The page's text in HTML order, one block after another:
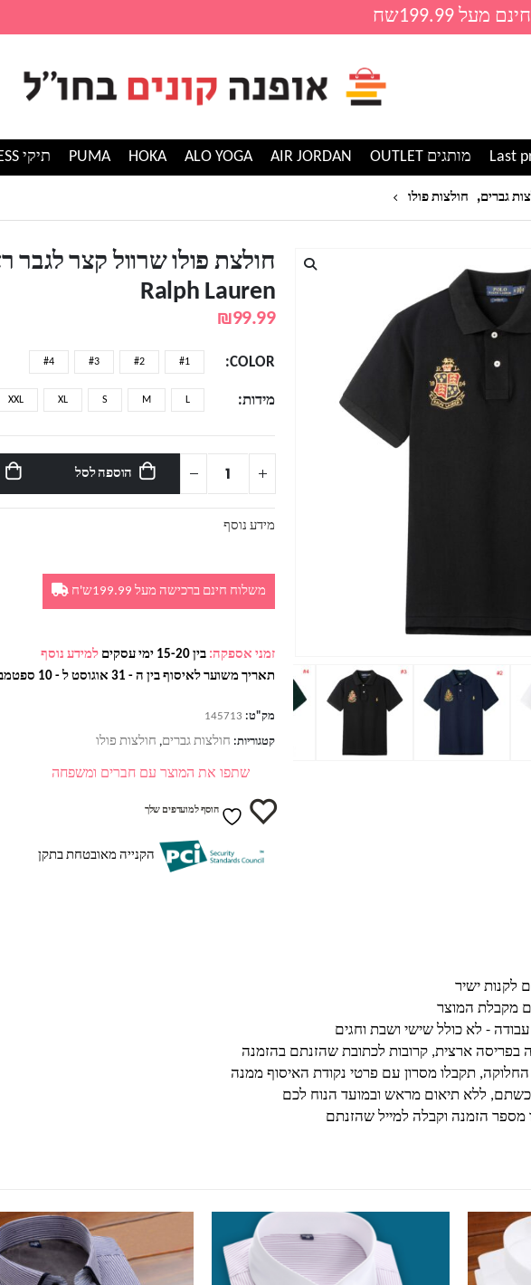
Last מותגים OUTLET AIR JORDAN
ALO YOGA
HOKA
PUMA תיקי GUESS
גברים, חולצות פולו
חולצת פולו שרוול קצר לגבר
Ralph Lauren
₪99.99
COLOR
#1
#2
#3
#4
מידות L
M
S
XL
XXL
הוספה לסל
מידע נוסף
משלוח חינם ברכישה מעל 199.99ש'ח
זמני אספקה: בין 15-20 ימי עסקים
למידע נוסף
תאריך משוער לאיסוף בין ה - 31 אוגוסט ל - 10 ספטמבר
מק"ט: 145713
קטגוריות: חולצות גברים, חולצות פולו
שתפו את המוצר עם חברים ומשפחה
הוסף למועדפים שלך
הקנייה מאובטחת בתקן
לקנות ישיר
בפריסה ארצית, קרובות לכתובת שהזנתם בהזמנה
תקבלו מסרון עם פרטי נקודת האיסוף ממנה
ללא תיאום מראש ובמועד הנוח לכם
הזמנה וקבלה למייל שהזנתם
למוצר זה יש מספר סוגים. ניתן לבחור את האפשרויות בעמוד המוצר למוצר זה יש מספר סוגים. ניתן לבחור את האפשרויות בעמוד המוצר